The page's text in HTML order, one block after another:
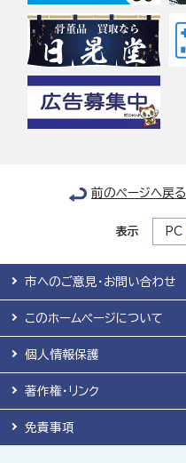
前のページへ戻る
表示 PC
市へのご意見・お問い合わせ
このホームページについて
個人情報保護
著作権・リンク
免責事項